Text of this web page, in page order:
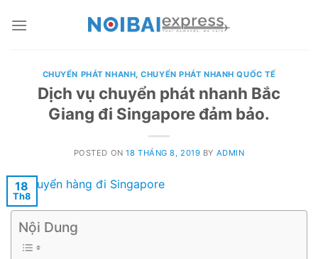
CHUYỂN PHÁT NHANH,CHUYỂN PHÁT NHANH QUỐC TẾ
Dịch vụ chuyển phát nhanh Bắc
Giang đi Singapore đảm bảo.
POSTED ON18 THÁNG 8, 2019 BY ADMIN
18
Th8
Nội Dung